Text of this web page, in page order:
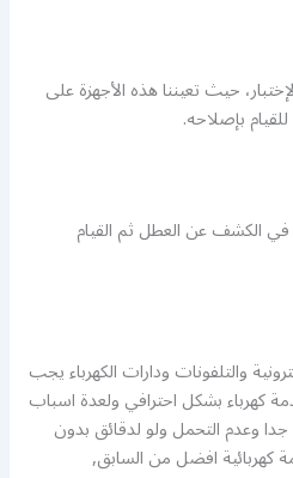
حيث تعيننا هذه الأجهزة على
بإصلاحه.
في الكشف عن العطل ثم القيام
والتلفونات ودارات الكهرباء يجب
كهرباء بشكل احترافي ولعدة اسباب
جدا وعدم التحمل ولو لدقائق بدون
كهربائية افضل من السابق,